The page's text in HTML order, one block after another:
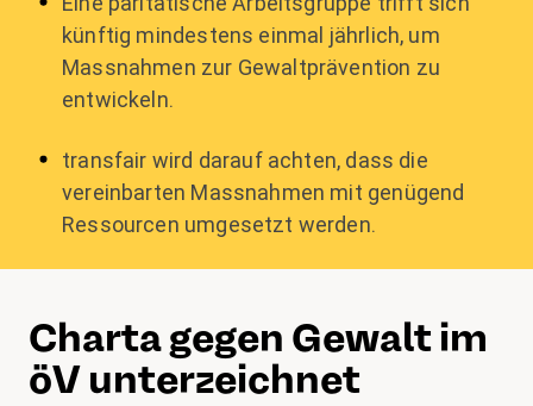
künftig mindestens einmal jährlich, um
Massnahmen zur Gewaltprävention zu
entwickeln.
transfair wird darauf achten, dass die
vereinbarten Massnahmen mit genügend
Ressourcen umgesetzt werden.
Charta gegen Gewalt im
öV unterzeichnet